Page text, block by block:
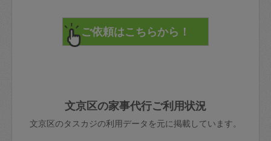
直前キャンセル料：
72時間前〜24時間前＝依頼料金の50%
依頼者不在による当日キャンセル＝依頼
金額の100%＋交通費全額
みてください。
その後、一番気に入ったタスカジさんに
てください。
不在時に部屋に入るためにタスカジさん
きた場合は損害保険の対象外となるので
ご注意ください。
で、必ず鍵のかかるロッカーや金庫に入
れて依頼者の責任の元管理するよう心掛
けてください。
玉、など
あわせてこちらも参照ください：初めて
文京区の家事代行ご利用状況
文京区のタスカジの利用データを元に掲載しています。